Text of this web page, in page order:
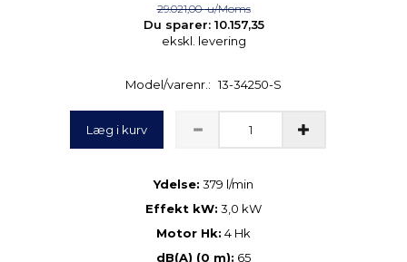
29.021,00u/Moms
Du sparer: 10.157,35
ekskl. levering
Model/varenr.: 13-34250-S
Læg i kurv
Ydelse: 379 l/min
Effekt kW: 3,0 kW
Motor Hk: 4 Hk
dB(A) (0 m): 65